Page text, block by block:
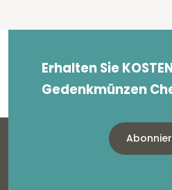
Erhalten Sie
Gedenkmünzen